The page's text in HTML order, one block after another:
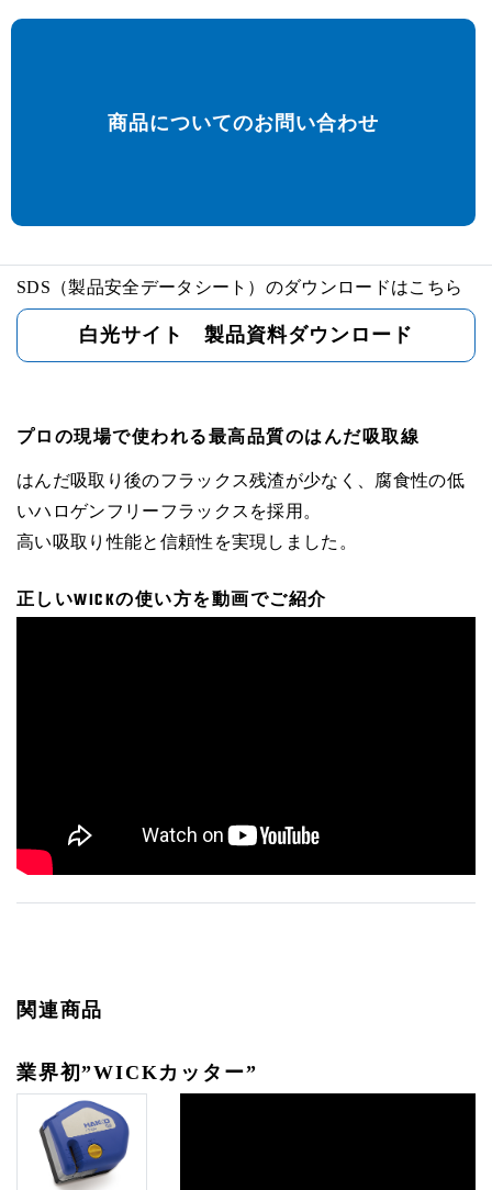
商品についてのお問い合わせ
SDS（製品安全データシート）のダウンロードはこちら
白光サイト 製品資料ダウンロード
プロの現場で使われる最高品質のはんだ吸取線
はんだ吸取り後のフラックス残渣が少なく、腐食性の低
いハロゲンフリーフラックスを採用。
高い吸取り性能と信頼性を実現しました。
正しいWICKの使い方を動画でご紹介
関連商品
業界初”WICKカッター”